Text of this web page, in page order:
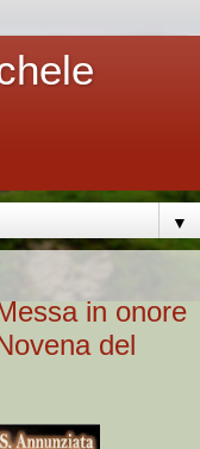
▼
in onore
del